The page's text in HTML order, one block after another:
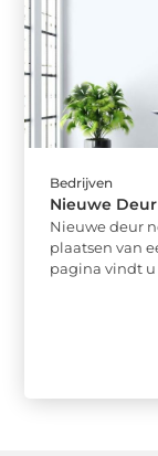
Bedrijven
Nieuwe
Nieuwe deur
plaatsen van
pagina vindt u